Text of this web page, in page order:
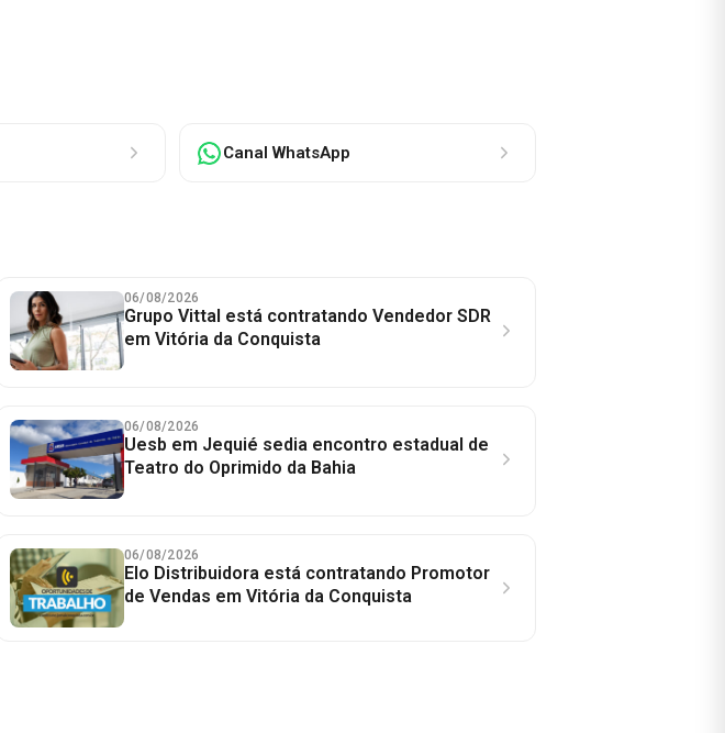
Canal WhatsApp
06/08/2026
Grupo Vittal está contratando Vendedor SDR
em Vitória da Conquista
06/08/2026
Uesb em Jequié sedia encontro estadual de
Teatro do Oprimido da Bahia
06/08/2026
Elo Distribuidora está contratando Promotor
de Vendas em Vitória da Conquista